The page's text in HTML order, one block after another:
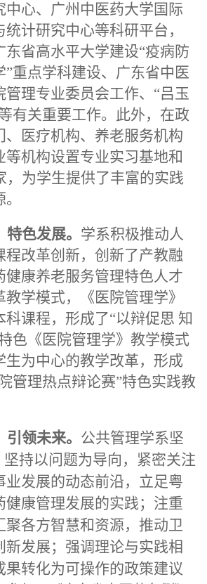
中心、广州中医药大学国际
计研究中心等科研平台，
东省高水平大学建设“疫病防
”重点学科建设、广东省中医
管理专业委员会工作、“吕玉
有关重要工作。此外，在政
、医疗机构、养老服务机构
等机构设置专业实习基地和
，为学生提供了丰富的实践
色发展。 学系积极推动人
程改革创新，创新了产教融
健康养老服务管理特色人才
学模式，《医院管理学》
科课程，形成了“以辩促思 知
色《医院管理学》教学模式
生为中心的教学改革，形成
管理热点辩论赛”特色实践教
领未来。 公共管理学系坚
坚持以问题为导向，紧密关注
业发展的动态前沿，立足粤
健康管理发展的实践；注重
聚各方智慧和资源，推动卫
新发展；强调理论与实践相
果转化为可操作的政策建议